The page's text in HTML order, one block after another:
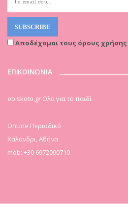
Αποδέχομαι τους όρους χρήσης
ΕΠΙΚΟΙΝΩΝΙΑ
ebiskoto.gr Ολα για το παιδί
OnLine Περιοδικό
Χαλάνδρι, Αθήνα
mob: +30 6972090710